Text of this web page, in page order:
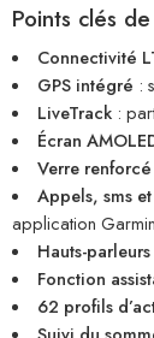
Points clés
Connectivité
GPS intégré :
LiveTrack :
Écran
Verre renforcé
Appels, sms
application
Hauts-
Fonction
62 profils